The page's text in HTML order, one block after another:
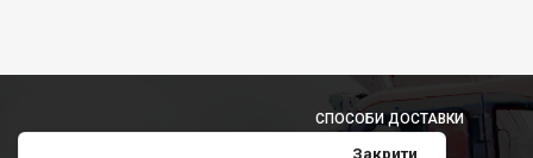
Закрити
СПОСОБИ ДОСТАВКИ